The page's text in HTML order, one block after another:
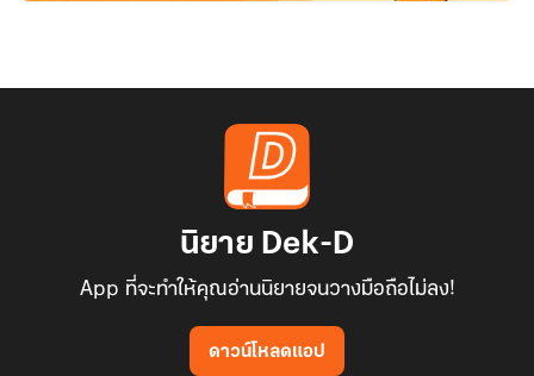
นิยาย Dek-D
App ที่จะทำให้คุณอ่านนิยายจนวางมือถือไม่ลง!
ดาวน์โหลดแอป